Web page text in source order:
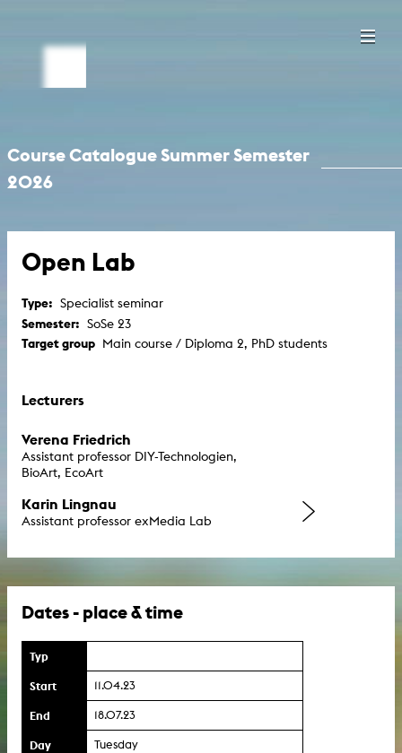
Course Catalogue Summer Semester
2026
Open Lab
Type: Specialist seminar
Semester: SoSe 23
Target group Main course / Diploma 2, PhD students
Lecturers
Verena Friedrich
Assistant professor DIY-Technologien,
BioArt, EcoArt
Karin Lingnau
Assistant professor exMedia Lab
Dates - place & time
Typ
Start 11.04.23
End 18.07.23
Day Tuesday